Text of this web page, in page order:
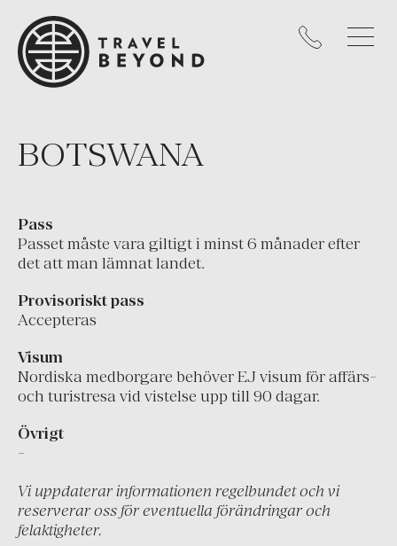
Mexiko
Nicaragua
Panama
Uruguay
KARIBIEN
Västindien
Cypern
England
Frankrike
Grekland
Irland
Italien
Montenegro
BOTSWANA
Pass
Passet måste vara giltigt i minst 6 månader efter
det att man lämnat landet.
Provisoriskt pass
Accepteras
Visum
Nordiska medborgare behöver EJ visum för affärs-
och turistresa vid vistelse upp till 90 dagar.
Övrigt
-
Vi uppdaterar informationen regelbundet och vi
reserverar oss för eventuella förändringar och
felaktigheter.